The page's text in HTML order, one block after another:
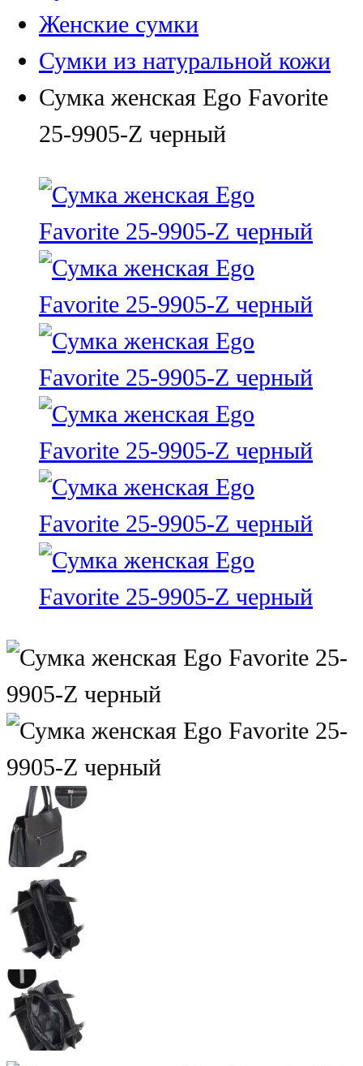
Женские сумки
Сумки из натуральной кожи
Сумка женская Ego Favorite
25-9905-Z черный